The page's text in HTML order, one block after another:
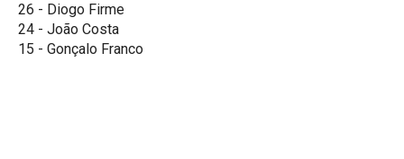
26 - Diogo Firme
24 - João Costa
15 - Gonçalo Franco